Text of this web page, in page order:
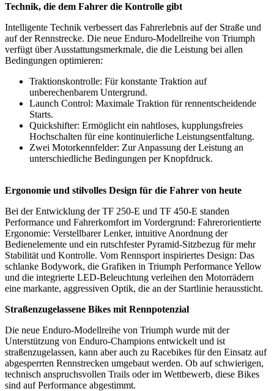
Technik, die dem Fahrer die Kontrolle gibt
Intelligente Technik verbessert das Fahrerlebnis auf der Straße und
auf der Rennstrecke. Die neue Enduro-Modellreihe von Triumph
verfügt über Ausstattungsmerkmale, die die Leistung bei allen
Bedingungen optimieren:
Traktionskontrolle: Für konstante Traktion auf
unberechenbarem Untergrund.
Launch Control: Maximale Traktion für rennentscheidende
Starts.
Quickshifter: Ermöglicht ein nahtloses, kupplungsfreies
Hochschalten für eine kontinuierliche Leistungsentfaltung.
Zwei Motorkennfelder: Zur Anpassung der Leistung an
unterschiedliche Bedingungen per Knopfdruck.
Ergonomie und stilvolles Design für die Fahrer von heute
Bei der Entwicklung der TF 250-E und TF 450-E standen
Performance und Fahrerkomfort im Vordergrund: Fahrerorientierte
Ergonomie: Verstellbarer Lenker, intuitive Anordnung der
Bedienelemente und ein rutschfester Pyramid-Sitzbezug für mehr
Stabilität und Kontrolle. Vom Rennsport inspiriertes Design: Das
schlanke Bodywork, die Grafiken in Triumph Performance Yellow
und die integrierte LED-Beleuchtung verleihen den Motorrädern
eine markante, aggressiven Optik, die an der Startlinie heraussticht.
Straßenzugelassene Bikes mit Rennpotenzial
Die neue Enduro-Modellreihe von Triumph wurde mit der
Unterstützung von Enduro-Champions entwickelt und ist
straßenzugelassen, kann aber auch zu Racebikes für den Einsatz auf
abgesperrten Rennstrecken umgebaut werden. Ob auf schwierigen,
technisch anspruchsvollen Trails oder im Wettbewerb, diese Bikes
sind auf Performance abgestimmt.